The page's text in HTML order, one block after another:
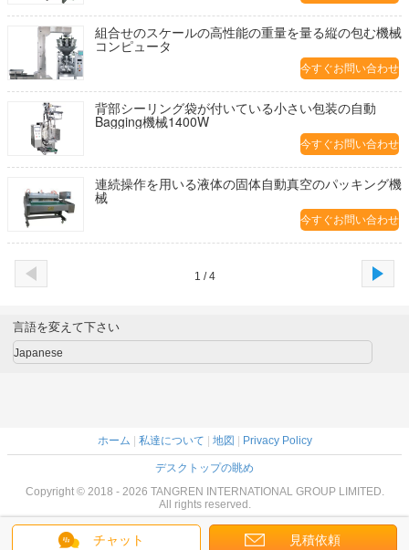
組合せのスケールの高性能の重量を量る縦の包む機械
コンピュータ
今すぐお問い合わせ
背部シーリング袋が付いている小さい包装の自動
Bagging機械1400W
今すぐお問い合わせ
連続操作を用いる液体の固体自動真空のパッキング機
械
今すぐお問い合わせ
1 / 4
チャット 見積依頼
言語を変えて下さい
Japanese
ホーム 私達について 地図 Privacy Policy
デスクトップの眺め
Copyright © 2018 - 2026 TANGREN INTERNATIONAL GROUP LIMITED.
All rights reserved.